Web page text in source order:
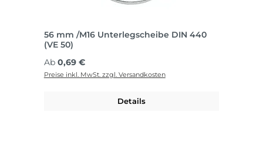
56 mm /M16 Unterlegscheibe DIN 440
(VE 50)
Regulärer Preis:
Ab 0,69 €
Preise inkl. MwSt. zzgl. Versandkosten
Details